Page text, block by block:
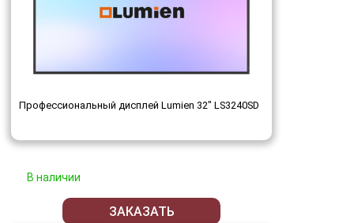
Профессиональный дисплей Lumien 32" LS3240SD
В наличии
ЗАКАЗАТЬ